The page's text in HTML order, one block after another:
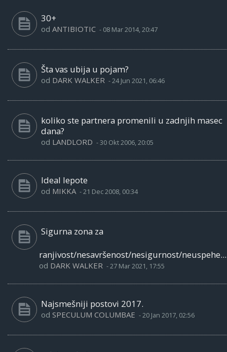
30+
od ANTIBIOTIC - 08 Mar 2014, 20:47
Šta vas ubija u pojam?
od DARK WALKER -24 Jun 2021, 06:46
koliko ste partnera promenili u zadnjih masec
dana?
od LANDLORD -30 Okt 2006, 20:05
Ideal lepote
od MIKKA -21 Dec 2008, 00:34
Sigurna zona za
ranjivost/nesavršenost/nesigurnost/neuspehe...
od DARK WALKER -27 Mar 2021, 17:55
Najsmešniji postovi 2017.
od SPECULUM COLUMBAE -20 Jan 2017, 02:56